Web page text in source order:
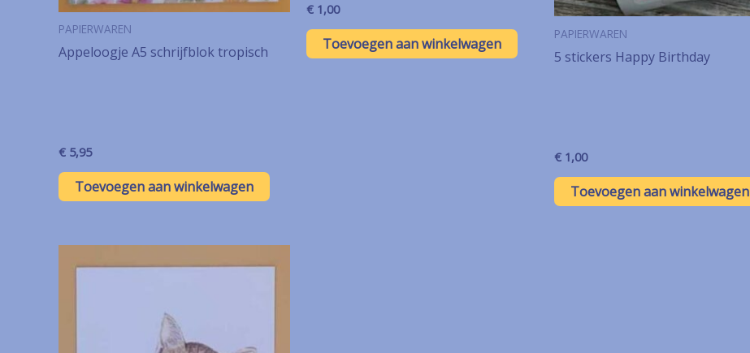
PAPIERWAREN
Appeloogje A5 schrijfblok tropisch
€ 5,95
Toevoegen aan winkelwagen
€ 1,00
Toevoegen aan winkelwagen
PAPIERWAREN
5 stickers Happy Birthday
€ 1,00
Toevoegen aan winkelwagen